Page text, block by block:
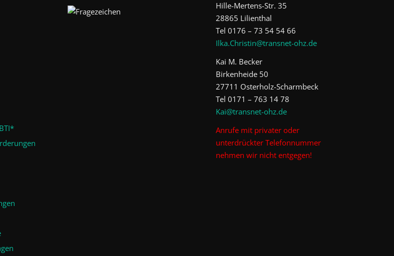
Hille-Mertens-Str. 35
28865 Lilienthal
Tel 0176 – 73 54 54 66
Ilka.Christin@transnet-ohz.de
Kai M. Becker
Birkenheide 50
27711 Osterholz-Scharmbeck
Tel 0171 – 763 14 78
Kai@transnet-ohz.de
Anrufe mit privater oder
unterdrückter Telefonnummer
nehmen wir nicht entgegen!